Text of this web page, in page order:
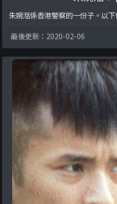
朱婉湉係香港警察的一份子。以
最後更新：2020-02-06